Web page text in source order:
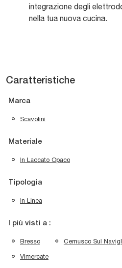
integrazione degli
nella tua nuova cucina.
Caratteristiche
Marca
Scavolini
Materiale
In Laccato Opaco
Tipologia
In Linea
I più visti a :
Bresso Cernusco Sul
Vimercate